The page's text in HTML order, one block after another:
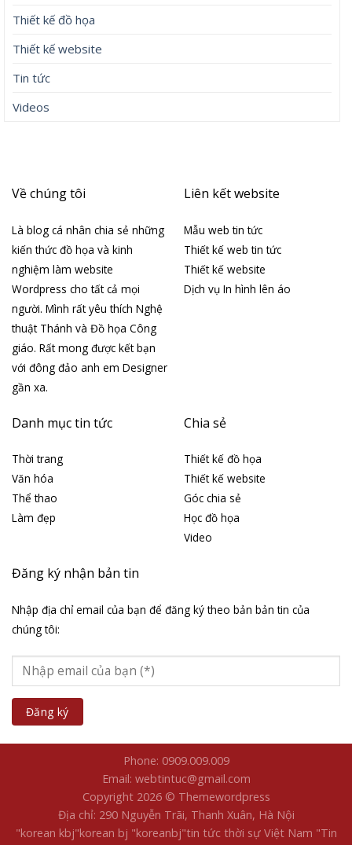
Thiết kế đồ họa
Thiết kế website
Tin tức
Videos
Về chúng tôi
Là blog cá nhân chia sẻ những
kiến thức đồ họa và kinh
nghiệm làm website
Wordpress cho tất cả mọi
người. Mình rất yêu thích Nghệ
thuật Thánh và Đồ họa Công
giáo. Rất mong được kết bạn
với đông đảo anh em Designer
gần xa.
Liên kết website
Mẫu web tin tức
Thiết kế web tin tức
Thiết kế website
Dịch vụ In hình lên áo
Danh mục tin tức
Thời trang
Văn hóa
Thể thao
Làm đẹp
Chia sẻ
Thiết kế đồ họa
Thiết kế website
Góc chia sẻ
Học đồ họa
Video
Đăng ký nhận bản tin
Nhập địa chỉ email của bạn để đăng ký theo bản bản tin của
chúng tôi:
Phone: 0909.009.009
Email: webtintuc@gmail.com
Copyright 2026 © Themewordpress
Địa chỉ: 290 Nguyễn Trãi, Thanh Xuân, Hà Nội
"korean kbj​"korean bj "koreanbj​"tin tức thời sự Việt Nam "Tin